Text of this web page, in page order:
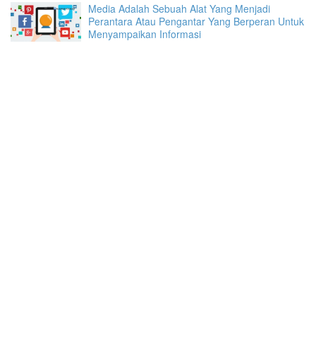
Media Adalah Sebuah Alat Yang Menjadi
Perantara Atau Pengantar Yang Berperan Untuk
Menyampaikan Informasi